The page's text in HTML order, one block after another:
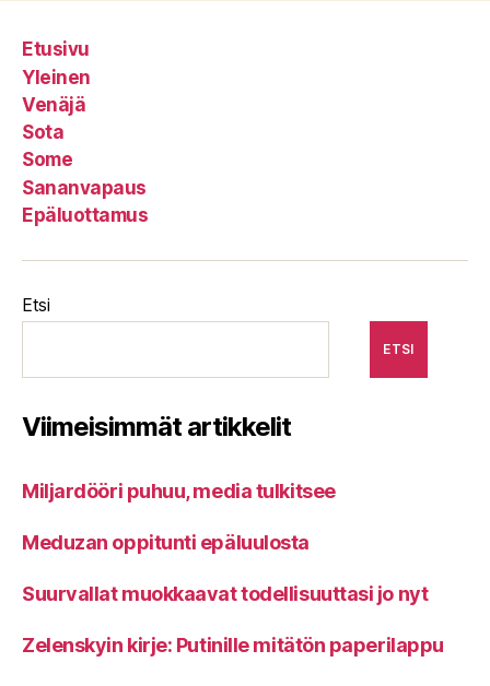
Etusivu
Yleinen
Venäjä
Sota
Some
Sananvapaus
Epäluottamus
Etsi
ETSI
Viimeisimmät artikkelit
Miljardööri puhuu, media tulkitsee
Meduzan oppitunti epäluulosta
Suurvallat muokkaavat todellisuuttasi jo nyt
Zelenskyin kirje: Putinille mitätön paperilappu